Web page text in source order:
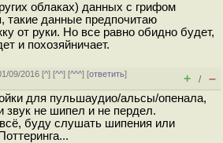
облаках) данных с грифом
такие данные предпочитаю
от руки. Но все равно обидно будет,
и похозяйничает.
09/2016 [^] [^^] [^^^] [ответить]
+ / –
для пульшаудио/альсы/опенала,
звук не шипел и не пердел.
буду слушать шипения или